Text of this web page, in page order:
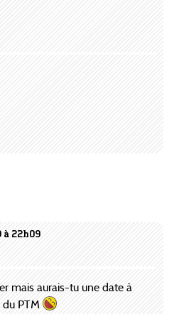
à 22h09
mais aurais-tu une date à
PTM